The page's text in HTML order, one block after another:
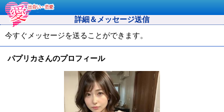
詳細＆メッセージ送信
今すぐメッセージを送ることができます。
パプリカさんのプロフィール